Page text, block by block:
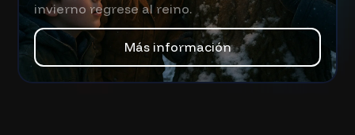
invierno regrese al reino.
Más información